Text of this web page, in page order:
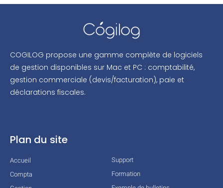
COGILOG propose une gamme complète de logiciels
de gestion disponibles sur Mac et PC : comptabilité,
gestion commerciale (devis/facturation), paie et
déclarations fiscales.
Plan du site
Accueil
Compta
Support
Formation